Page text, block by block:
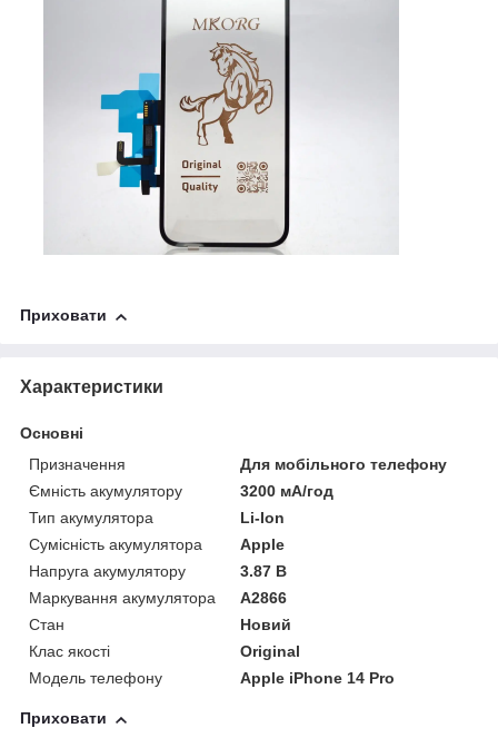
Приховати
Характеристики
Основні
Призначення
Для мобільного телефону
Ємність акумулятору
3200 мА/год
Тип акумулятора
Li-Ion
Сумісність акумулятора
Apple
Напруга акумулятору
3.87 В
Маркування акумулятора
A2866
Стан
Новий
Клас якості
Original
Модель телефону
Apple iPhone 14 Pro
Приховати